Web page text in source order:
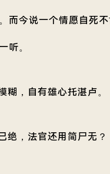
而今说一个情愿自死
听。
糊，自有雄心托湛卢。
绝，法官还用简尸无？